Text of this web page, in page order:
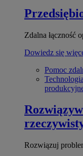
Zdalna łączność
Dowiedz się
Pomoc
Rozwiązuj